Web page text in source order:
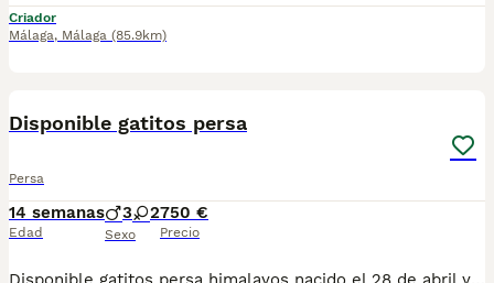
Criador
Málaga, Málaga (85.9km)
Disponible gatitos persa
Persa
14 semanas
Edad
3 2
Sexo
750 €
Precio